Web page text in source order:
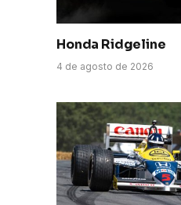
Honda Ridgeline
4 de agosto de 2026